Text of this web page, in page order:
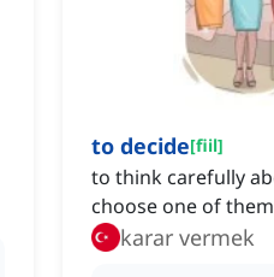
to decide[fiil]
to think carefully
choose one of them
karar vermek